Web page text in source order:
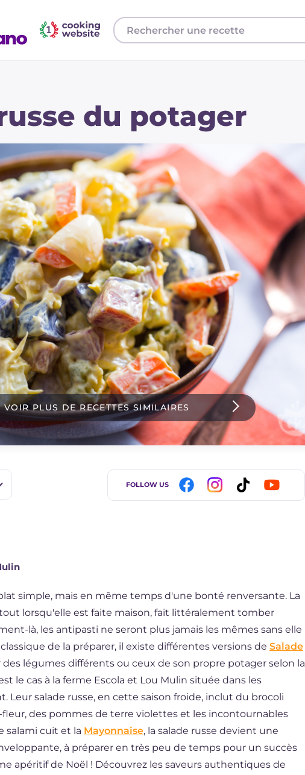
du potager
VOIR PLUS DE RECETTES SIMILAIRES
FOLLOW US
simple, mais en même temps d'une bonté renversante. La
lorsqu'elle est faite maison, fait littéralement tomber
là, les antipasti ne seront plus jamais les mêmes sans elle
de la préparer, il existe différentes versions de Salade
des légumes différents ou ceux de son propre potager selon la
le cas à la ferme Escola et Lou Mulin située dans les
Leur salade russe, en cette saison froide, inclut du brocoli
des pommes de terre violettes et les incontournables
salami cuit et la Mayonnaise, la salade russe devient une
à préparer en très peu de temps pour un succès
apéritif de Noël ! Découvrez les saveurs authentiques de